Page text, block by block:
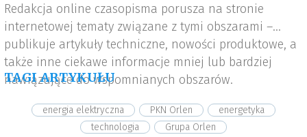
Redakcja online czasopisma porusza na stronie
internetowej tematy związane z tymi obszarami –
publikuje artykuły techniczne, nowości produktowe, a
także inne ciekawe informacje mniej lub bardziej
nawiązujące do wspomnianych obszarów.
TAGI ARTYKUŁU
energia elektryczna PKN Orlen
energetyka
technologia
Grupa Orlen